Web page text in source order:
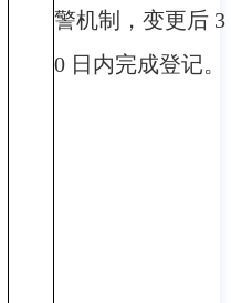
警机制，变更后 3
0 日内完成登记。